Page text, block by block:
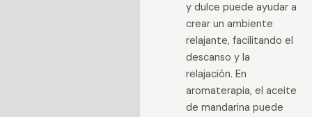
y dulce puede ayudar a
crear un ambiente
relajante, facilitando el
descanso y la
relajación. En
aromaterapia, el aceite
de mandarina puede